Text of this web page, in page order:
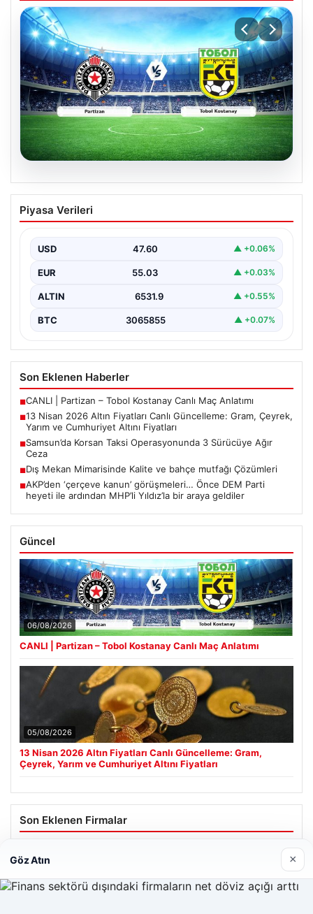
CANLI | Partizan – Tobol Kostanay Canlı
Maç Anlatımı
Piyasa Verileri
USD 47.60 ▲ +0.06%
EUR 55.03 ▲ +0.03%
ALTIN 6531.9 ▲ +0.55%
BTC 3065855 ▲ +0.07%
Son Eklenen Haberler
■CANLI | Partizan – Tobol Kostanay Canlı Maç Anlatımı
■13 Nisan 2026 Altın Fiyatları Canlı Güncelleme: Gram, Çeyrek,
Yarım ve Cumhuriyet Altını Fiyatları
■Samsun’da Korsan Taksi Operasyonunda 3 Sürücüye Ağır
Ceza
■Dış Mekan Mimarisinde Kalite ve bahçe mutfağı Çözümleri
■AKP’den ‘çerçeve kanun’ görüşmeleri… Önce DEM Parti
heyeti ile ardından MHP’li Yıldız’la bir araya geldiler
Güncel
06/08/2026
CANLI | Partizan – Tobol Kostanay Canlı Maç Anlatımı
05/08/2026
13 Nisan 2026 Altın Fiyatları Canlı Güncelleme: Gram,
Çeyrek, Yarım ve Cumhuriyet Altını Fiyatları
Son Eklenen Firmalar
Cengiz Sigorta
Göz Atın ×